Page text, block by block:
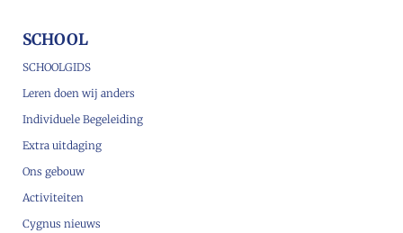
SCHOOL
SCHOOLGIDS
Leren doen wij anders
Individuele Begeleiding
Extra uitdaging
Ons gebouw
Activiteiten
Cygnus nieuws